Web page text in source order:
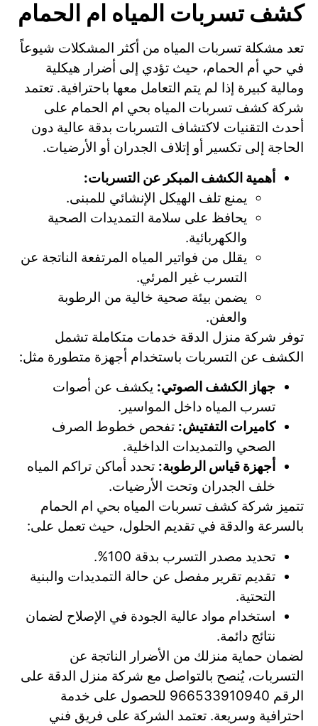
كشف تسربات المياه ام الحمام
تعد مشكلة تسربات المياه من أكثر المشكلات شيوعاً
في حي أم الحمام، حيث تؤدي إلى أضرار هيكلية
ومالية كبيرة إذا لم يتم التعامل معها باحترافية. تعتمد
شركة كشف تسربات المياه بحي ام الحمام على
أحدث التقنيات لاكتشاف التسربات بدقة عالية دون
الحاجة إلى تكسير أو إتلاف الجدران أو الأرضيات.
أهمية الكشف المبكر عن التسربات:
يمنع تلف الهيكل الإنشائي للمبنى.
يحافظ على سلامة التمديدات الصحية
والكهربائية.
يقلل من فواتير المياه المرتفعة الناتجة عن
التسرب غير المرئي.
يضمن بيئة صحية خالية من الرطوبة
والعفن.
توفر شركة منزل الدقة خدمات متكاملة تشمل
الكشف عن التسربات باستخدام أجهزة متطورة مثل:
جهاز الكشف الصوتي: يكشف عن أصوات
تسرب المياه داخل المواسير.
كاميرات التفتيش: تفحص خطوط الصرف
الصحي والتمديدات الداخلية.
أجهزة قياس الرطوبة: تحدد أماكن تراكم المياه
خلف الجدران وتحت الأرضيات.
تتميز شركة كشف تسربات المياه بحي ام الحمام
بالسرعة والدقة في تقديم الحلول، حيث تعمل على:
تحديد مصدر التسرب بدقة 100%.
تقديم تقرير مفصل عن حالة التمديدات والبنية
التحتية.
استخدام مواد عالية الجودة في الإصلاح لضمان
نتائج دائمة.
لضمان حماية منزلك من الأضرار الناتجة عن
التسربات، يُنصح بالتواصل مع شركة منزل الدقة على
الرقم 966533910940 للحصول على خدمة
احترافية وسريعة. تعتمد الشركة على فريق فني